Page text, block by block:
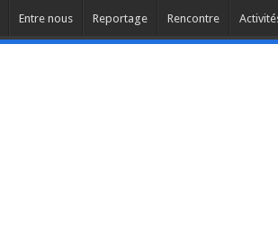
Entre nous Reportage Rencontre